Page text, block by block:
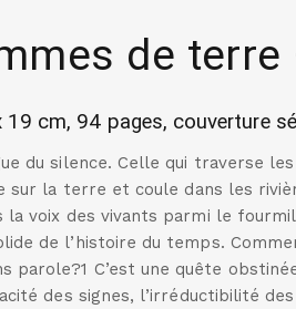
de
cm, 94 pages, couverture
du silence. Celle qui traverse
sur la terre et coule dans les
la voix des vivants parmi le
de l’histoire du temps.
parole?1 C’est une quête
des signes, l’irréductibilité